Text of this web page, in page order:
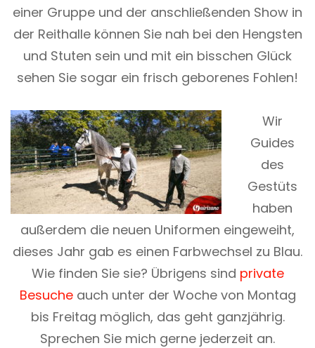
einer Gruppe und der anschließenden Show in
der Reithalle können Sie nah bei den Hengsten
und Stuten sein und mit ein bisschen Glück
sehen Sie sogar ein frisch geborenes Fohlen!
Wir
Guides
des
Gestüts
haben
außerdem die neuen Uniformen eingeweiht,
dieses Jahr gab es einen Farbwechsel zu Blau.
Wie finden Sie sie? Übrigens sind private
Besucheauch unter der Woche von Montag
bis Freitag möglich, das geht ganzjährig.
Sprechen Sie mich gerne jederzeit an.